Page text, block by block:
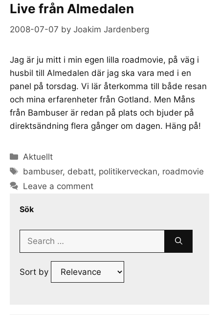
Live från Almedalen
2008-07-07 by Joakim Jardenberg
Jag är ju mitt i min egen lilla roadmovie, på väg i
husbil till Almedalen där jag ska vara med i en
panel på torsdag. Vi lär återkomma till både resan
och mina erfarenheter från Gotland. Men Måns
från Bambuser är redan på plats och bjuder på
direktsändning flera gånger om dagen. Häng på!
Categories
Aktuellt
Tags
bambuser, debatt, politikerveckan, roadmovie
Leave a comment
Sök
Search
Sort by